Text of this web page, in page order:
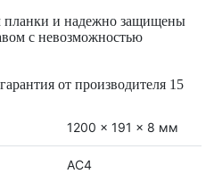
планки и надежно защищены
с невозможностью
от производителя 15
1200 x 191 x 8 мм
АС4